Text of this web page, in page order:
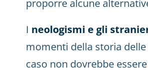
proporre alcune
I neologismi e gli
momenti della storia
caso non dovrebbe